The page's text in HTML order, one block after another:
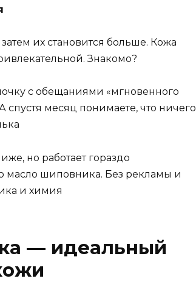
их становится больше. Кожа
Знакомо?
с обещаниями «мгновенного
месяц понимаете, что ничего
но работает гораздо
масло шиповника. Без рекламы и
и химия
— идеальный